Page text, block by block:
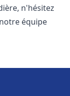
n'hésitez
équipe